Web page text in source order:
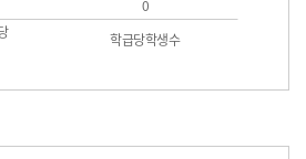
학급당학생수
0